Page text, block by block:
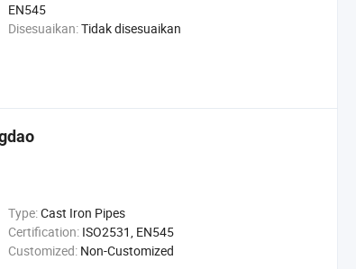
EN545
Disesuaikan:Tidak disesuaikan
Type:Cast Iron Pipes
Certification: ISO2531, EN545
Customized: Non-Customized